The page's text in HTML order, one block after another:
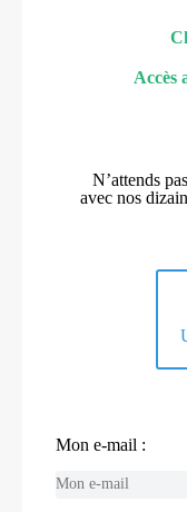
Accès
N’attends
avec nos
Mon e-mail :